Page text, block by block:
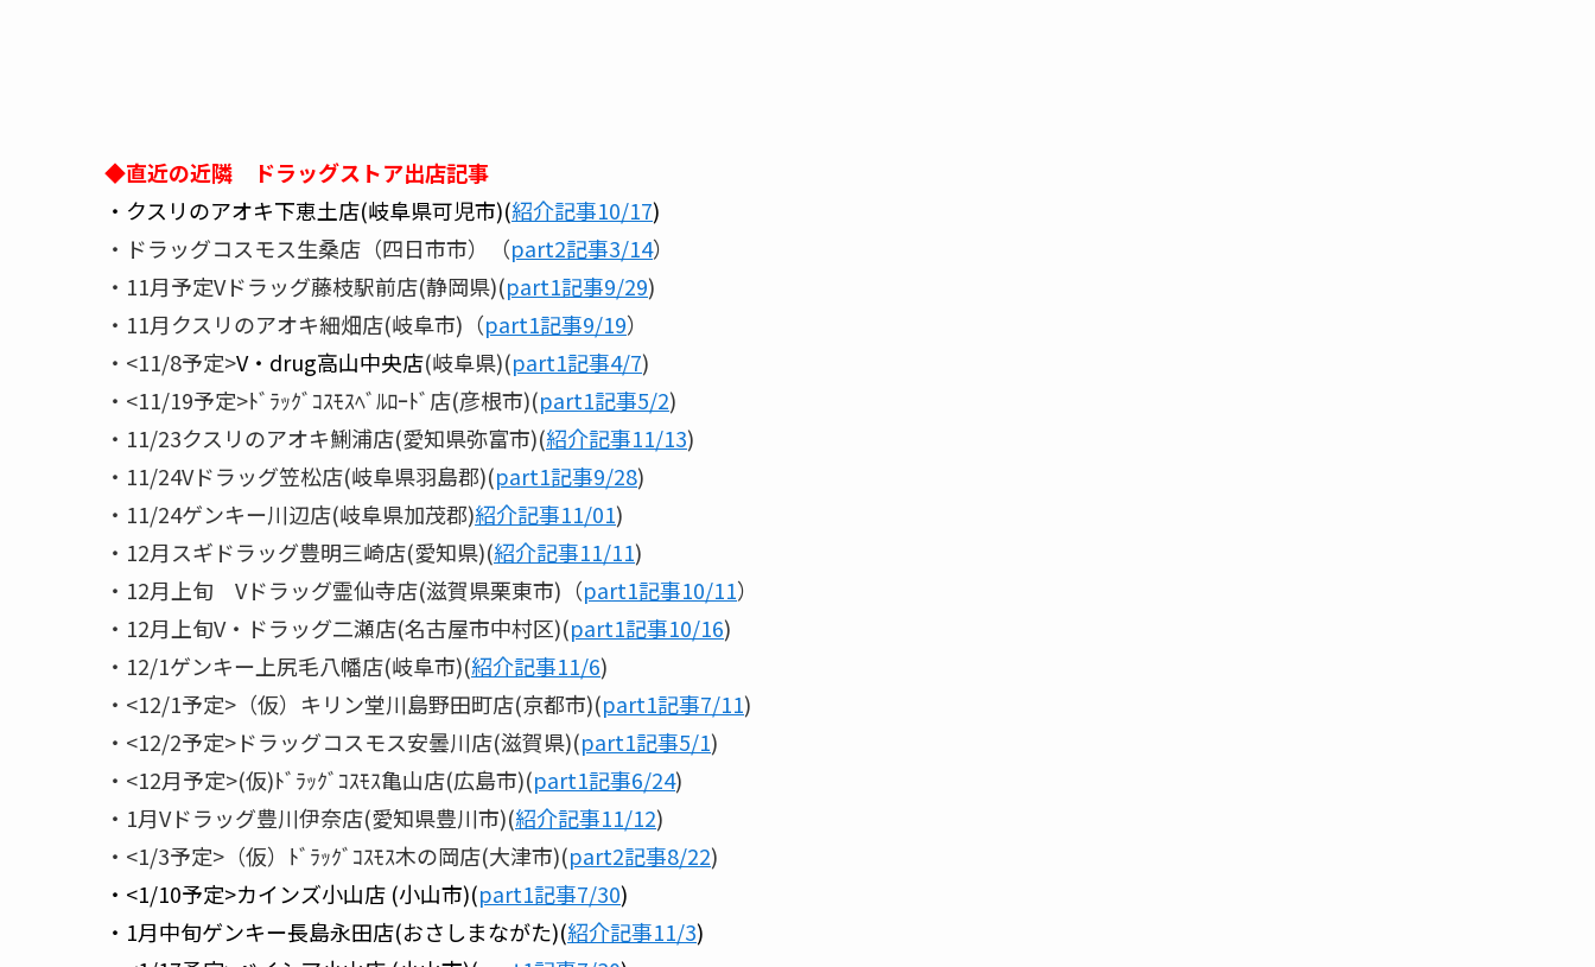
◆直近の近隣 ドラッグストア出店記事
・クスリのアオキ下恵土店(岐阜県可児市)(紹介記事10/17)
・ドラッグコスモス生桑店（四日市市）（part2記事3/14）
・11月予定Vドラッグ藤枝駅前店(静岡県)(part1記事9/29)
・11月クスリのアオキ細畑店(岐阜市)（part1記事9/19）
・<11/8予定>V・drug高山中央店(岐阜県)(part1記事4/7)
・<11/19予定>ﾄﾞﾗｯｸﾞｺｽﾓｽﾍﾞﾙﾛｰﾄﾞ店(彦根市)(part1記事5/2)
・11/23クスリのアオキ鯏浦店(愛知県弥富市)(紹介記事11/13)
・11/24Vドラッグ笠松店(岐阜県羽島郡)(part1記事9/28)
・11/24ゲンキー川辺店(岐阜県加茂郡)紹介記事11/01)
・12月スギドラッグ豊明三崎店(愛知県)(紹介記事11/11)
・12月上旬 Vドラッグ霊仙寺店(滋賀県栗東市)（part1記事10/11）
・12月上旬V・ドラッグ二瀬店(名古屋市中村区)(part1記事10/16)
・12/1ゲンキー上尻毛八幡店(岐阜市)(紹介記事11/6)
・<12/1予定>（仮）キリン堂川島野田町店(京都市)(part1記事7/11)
・<12/2予定>ドラッグコスモス安曇川店(滋賀県)(part1記事5/1)
・<12月予定>(仮)ﾄﾞﾗｯｸﾞｺｽﾓｽ亀山店(広島市)(part1記事6/24)
・1月Vドラッグ豊川伊奈店(愛知県豊川市)(紹介記事11/12)
・<1/3予定>（仮）ﾄﾞﾗｯｸﾞｺｽﾓｽ木の岡店(大津市)(part2記事8/22)
・<1/10予定>カインズ小山店 (小山市)(part1記事7/30)
・1月中旬ゲンキー長島永田店(おさしまながた)(紹介記事11/3)